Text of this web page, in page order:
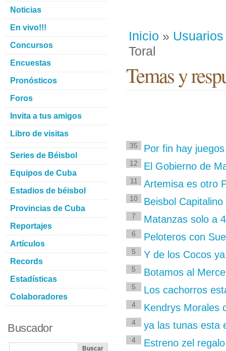
Inicio » Usuarios
Toral
Temas y
35 Por fin hay
12 El Gobierno de
11 Artemisa es otro
10 Beisbol Capitalino
7 Matanzas solo a
6 Peloteros con
5 Y de los Cocos
5 Botamos al
5 Los cachorros
4 Kendrys Morales
4 ya las tunas esta
4 Estreno zel
Noticias
En vivo!!!
Concursos
Encuestas
Pronósticos
Foros
Invita a tus amigos
Libro de visitas
Series de Béisbol
Equipos de Cuba
Estadios de béisbol
Provincias de Cuba
Reportajes
Artículos
Records
Estadísticas
Colaboradores
Buscador